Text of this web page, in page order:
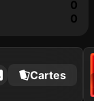
0
0
Cartes